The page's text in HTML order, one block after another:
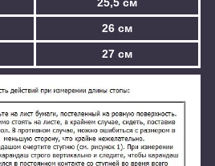
26 см
27 см